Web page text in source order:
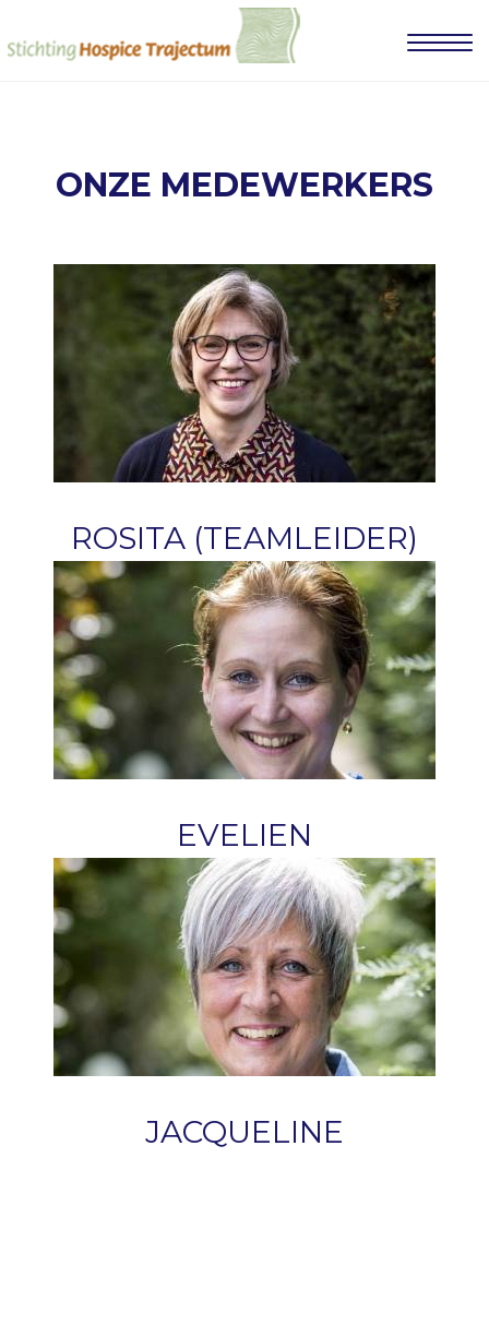
ONZE MEDEWERKERS
ROSITA (TEAMLEIDER)
EVELIEN
JACQUELINE